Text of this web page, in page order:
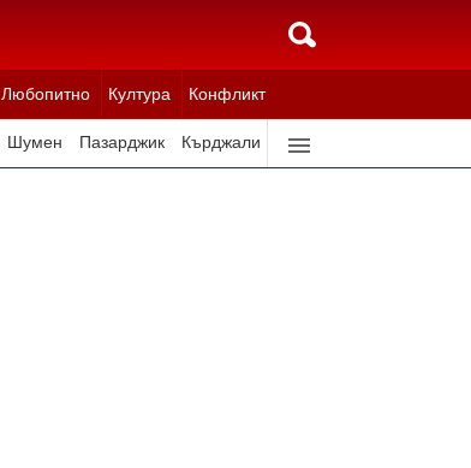
Любопитно Култура Конфликт
Шумен Пазарджик Кърджали